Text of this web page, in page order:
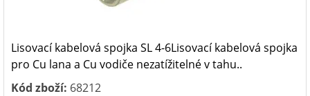
Lisovací kabelová spojka SL 4-6Lisovací kabelová spojka
pro Cu lana a Cu vodiče nezatížitelné v tahu..
Kód zboží: 68212